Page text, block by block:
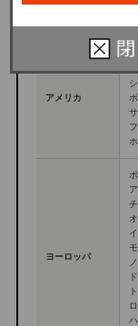
アメリカ
ヨーロッパ